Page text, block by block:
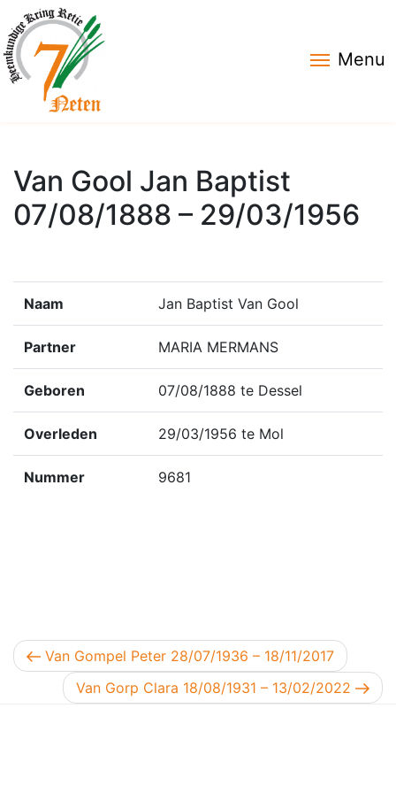
Menu
Van Gool Jan Baptist
07/08/1888 – 29/03/1956
Naam Jan Baptist Van Gool
Partner MARIA MERMANS
Geboren 07/08/1888 te Dessel
Overleden 29/03/1956 te Mol
Nummer 9681
Berichtnavigatie
Vorig bericht
Van Gompel Peter 28/07/1936 – 18/11/2017
Volgend bericht
Van Gorp Clara 18/08/1931 – 13/02/2022